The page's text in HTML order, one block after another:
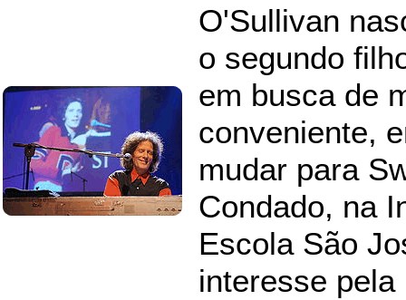
O'Sullivan
o segundo
em busca de
conveniente,
mudar para
Condado, na
Escola São
interesse